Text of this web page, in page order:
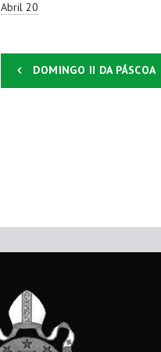
Abril 20
DOMINGO II DA PÁSCOA